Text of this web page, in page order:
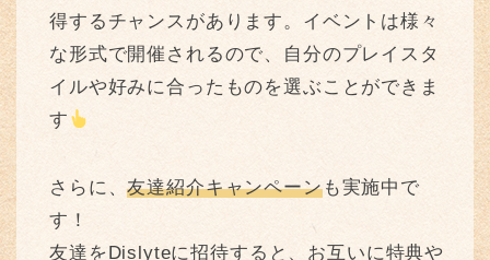
得するチャンスがあります。イベントは様々
な形式で開催されるので、自分のプレイスタ
イルや好みに合ったものを選ぶことができま
す
さらに、友達紹介キャンペーンも実施中で
す！
友達をDislyteに招待すると、お互いに特典や